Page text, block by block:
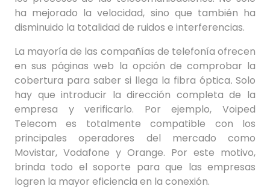
ha mejorado la velocidad, sino que también ha
disminuido la totalidad de ruidos e interferencias.
La mayoría de las compañías de telefonía ofrecen
en sus páginas web la opción de comprobar la
cobertura para saber si llega la fibra óptica. Solo
hay que introducir la dirección completa de la
empresa y verificarlo. Por ejemplo, Voiped
Telecom es totalmente compatible con los
principales operadores del mercado como
Movistar, Vodafone y Orange. Por este motivo,
brinda todo el soporte para que las empresas
logren la mayor eficiencia en la conexión.